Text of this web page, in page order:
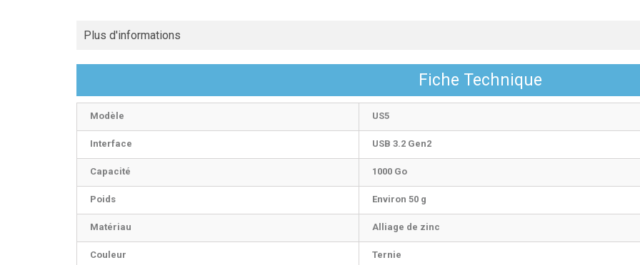
Plus d'informations
Fiche Technique
Modèle US5
Interface USB 3.2 Gen2
Capacité 1000 Go
Poids Environ 50 g
Matériau Alliage de zinc
Couleur Ternie